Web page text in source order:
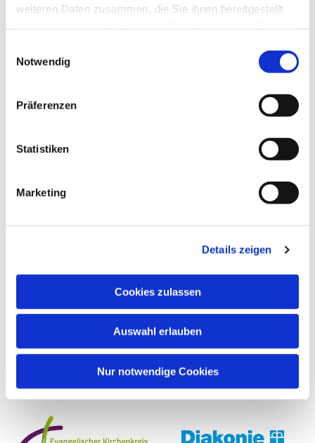
weiteren Daten zusammen, die Sie ihnen bereitgestellt
Notwendig
Präferenzen
Statistiken
Marketing
Details zeigen
Cookies zulassen
Auswahl erlauben
Nur notwendige Cookies